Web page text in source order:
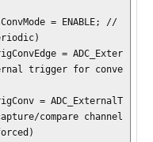
= ENABLE; //
= ADC_Exter
trigger for conve
= ADC_ExternalT
compare channel